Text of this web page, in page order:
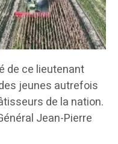
de ce lieutenant
jeunes autrefois
de la nation.
Jean-Pierre